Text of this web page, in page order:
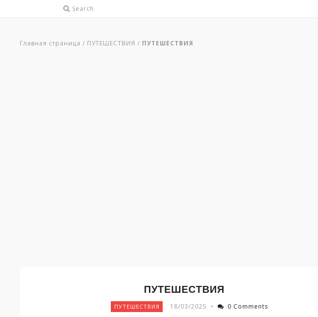
Search
Главная страница / ПУТЕШЕСТВИЯ / ПУТЕШЕСТВИЯ
ПУТЕШЕСТВИЯ
ПУТЕШЕСТВИЯ 18/03/2025 • 0 Comments